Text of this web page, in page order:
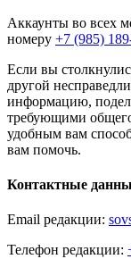
Аккаунты во всех
номеру +7 (985)
Если вы
другой
информацию,
требующими
удобным вам
вам помочь.
Контактные
Email редакции:
Телефон редакции: